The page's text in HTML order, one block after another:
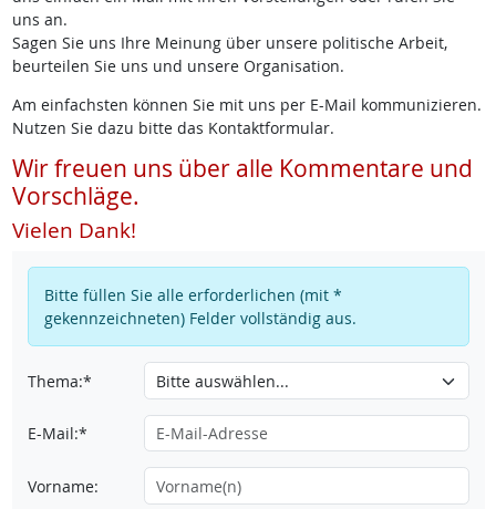
uns an.
Sagen Sie uns Ihre Meinung über unsere politische Arbeit,
beurteilen Sie uns und unsere Organisation.
Am einfachsten können Sie mit uns per E-Mail kommunizieren.
Nutzen Sie dazu bitte das Kontaktformular.
Wir freuen uns über alle Kommentare und
Vorschläge.
Vielen Dank!
Bitte füllen Sie alle erforderlichen (mit *
gekennzeichneten) Felder vollständig aus.
Thema:*
E-Mail:*
Vorname: